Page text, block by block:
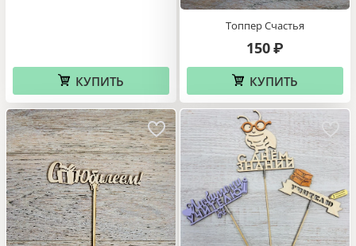
КУПИТЬ
Топпер Счастья
150₽
КУПИТЬ